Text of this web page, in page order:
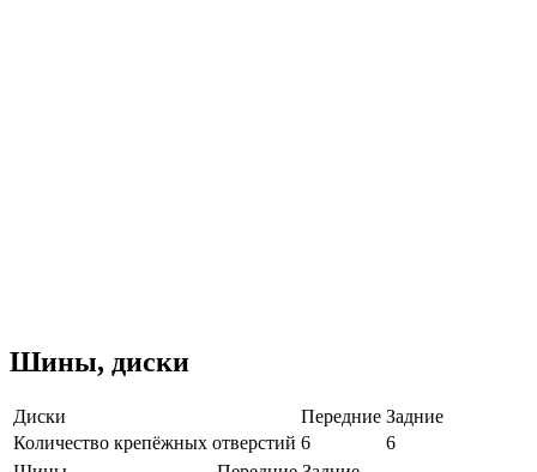
Шины, диски
Диски Передние Задние
Количество крепёжных отверстий 6
6